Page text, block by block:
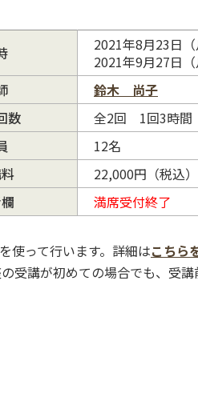
2021年8月23日
2021年9月27日
鈴木 尚子
数
全2回 1回3時
12名
22,000円（税込
満席受付終了
使って行います。詳細はこちら
受講が初めての場合でも、受